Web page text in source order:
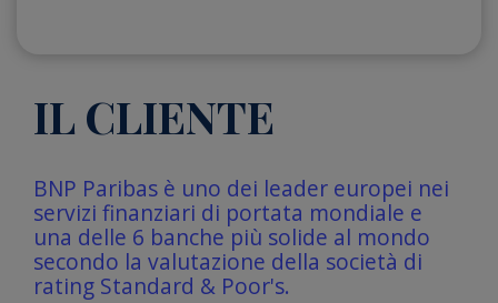
IL CLIENTE
BNP Paribas è uno dei leader europei nei
servizi finanziari di portata mondiale e
una delle 6 banche più solide al mondo
secondo la valutazione della società di
rating Standard & Poor's.